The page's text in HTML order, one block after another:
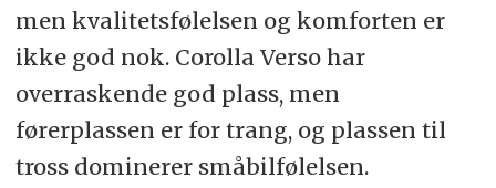
men kvalitetsfølelsen og komforten er
ikke god nok. Corolla Verso har
overraskende god plass, men
førerplassen er for trang, og plassen til
tross dominerer småbilfølelsen.